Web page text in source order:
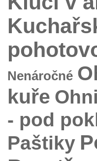
Nenáročné
kuře
- pod
Paštiky